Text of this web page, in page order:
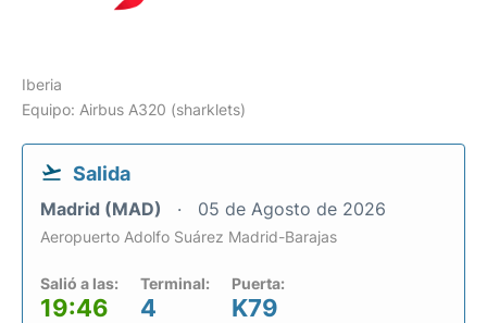
Iberia
Equipo: Airbus A320 (sharklets)
Salida
Madrid (MAD) 05 de Agosto de 2026
Aeropuerto Adolfo Suárez Madrid-Barajas
Salió a las:
19:46
Terminal:
4
Puerta:
K79